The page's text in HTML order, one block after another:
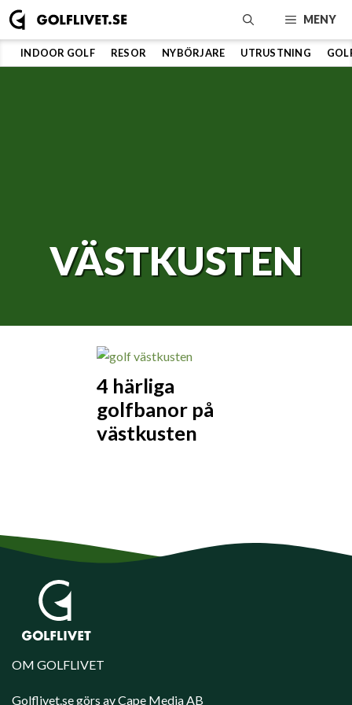
Hoppa
till
innehåll
MENY
INDOOR GOLF RESOR NYBÖRJARE UTRUSTNING
VÄSTKUSTEN
4 härliga
golfbanor på
västkusten
OM GOLFLIVET
Golflivet.se görs av Cape Media AB